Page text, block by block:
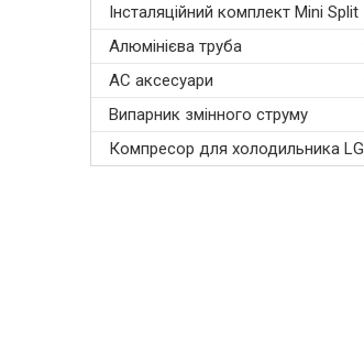
Інсталяційний комплект Mini Split
Алюмінієва труба
AC аксесуари
Випарник змінного струму
Компресор для холодильника LG